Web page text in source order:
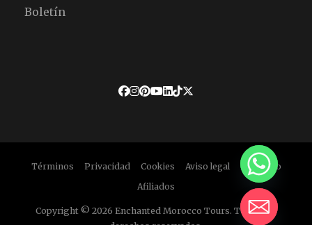
Boletín
Términos Privacidad Cookies Aviso legal
Descargo
Afiliados
Copyright © 2026 Enchanted Morocco Tours. Todos los